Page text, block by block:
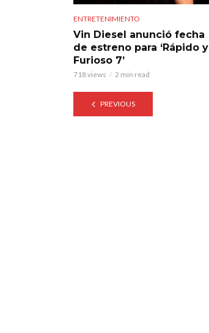
ENTRETENIMIENTO
Vin Diesel anunció fecha
de estreno para ‘Rápido y
Furioso 7’
718 views 2 min read
PREVIOUS